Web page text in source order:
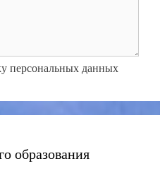
персональных данных
образования